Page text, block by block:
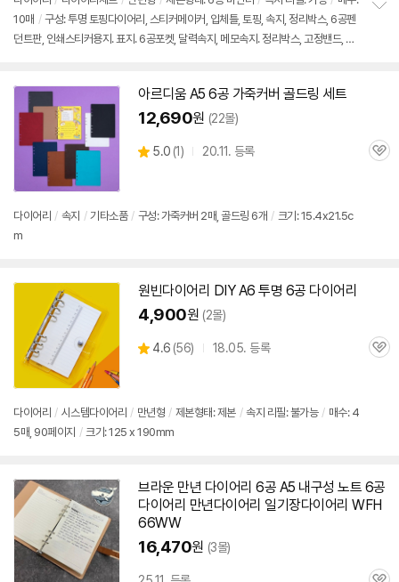
10매 / 구성: 투명 토핑다이어리 , 스티커메이커, 입체틀, 토핑, 속지, 정리박스, 6공펜
던트판, 인쇄스티커용지. 표지. 6공포켓, 달력속지, 메모속지. 정리박스, 고정밴드, 종
아르디움 A5 6공 가죽커버 골드링 세트
12,690원 (22몰)
별
5.0 (상
뷰
1) 20.11. 등록
관
다이어리 / 속지 / 기타소품 / 구성: 가죽커버 2매, 골드링 6개 / 크기: 15.4x21.5c
m
원빈다이어리 DIY A6 투명 6공 다이어리
4,900원 (2몰)
별
4.6 (상
뷰
56) 18.05. 등록
관
다이어리 / 시스템다이어리 / 만년형 / 제본형태: 제본 / 속지 리필: 불가능 / 매수: 4
5매, 90페이지 / 크기: 125 x 190mm
브라운 만년 다이어리 6공 A5 내구성 노트 6공
다이어리 만년다이어리 일기장다이어리 WFH
66WW
16,470원 (3몰)